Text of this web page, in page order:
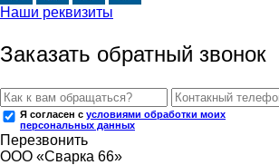
Наши реквизиты
Заказать обратный звонок
Я согласен с условиями обработки моих
персональных данных
Перезвонить
ООО «Сварка 66»